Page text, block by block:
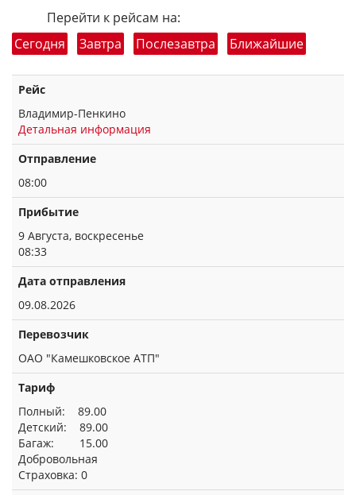
Перейти к рейсам на:
Сегодня
Завтра Послезавтра Ближайшие
Рейс
Владимир-Пенкино
Детальная информация
Отправление
08:00
Прибытие
9 Августа, воскресенье
08:33
Дата отправления
09.08.2026
Перевозчик
ОАО "Камешковское АТП"
Тариф
Полный: 89.00
Детский: 89.00
Багаж: 15.00
Добровольная
Страховка: 0